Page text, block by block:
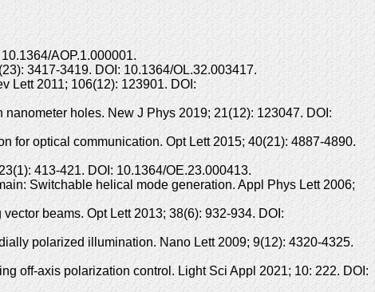
AOP.1.000001.
3417-3419. DOI: 10.1364/OL.32.003417.
Lett 2011; 106(12): 123901. DOI:
holes. New J Phys 2019; 21(12): 123047. DOI:
for optical communication. Opt Lett 2015; 40(21): 4887-4890.
413-421. DOI: 10.1364/OE.23.000413.
Switchable helical mode generation. Appl Phys Lett 2006;
beams. Opt Lett 2013; 38(6): 932-934. DOI:
polarized illumination. Nano Lett 2009; 9(12): 4320-4325.
off-axis polarization control. Light Sci Appl 2021; 10: 222. DOI: